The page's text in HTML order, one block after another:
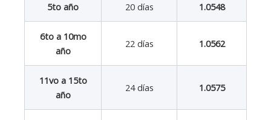
5to año 20 días 1.0548
6to a 10mo
año
22 días 1.0562
11vo a 15to
año
24 días 1.0575